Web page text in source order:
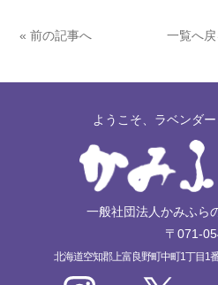
« 前の記事へ 一覧へ戻
ようこそ、ラベンダ
一般社団法人かみふら
〒071-
北海道空知郡上富良野町中町1丁目1